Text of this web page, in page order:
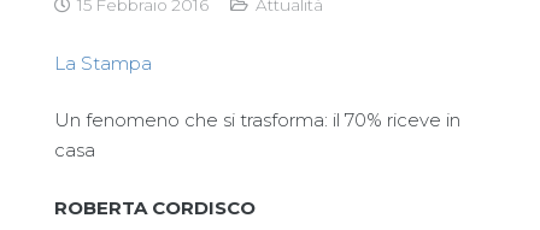
15 Febbraio 2016 Attualità
La Stampa
Un fenomeno che si trasforma: il 70% riceve in
casa
ROBERTA CORDISCO